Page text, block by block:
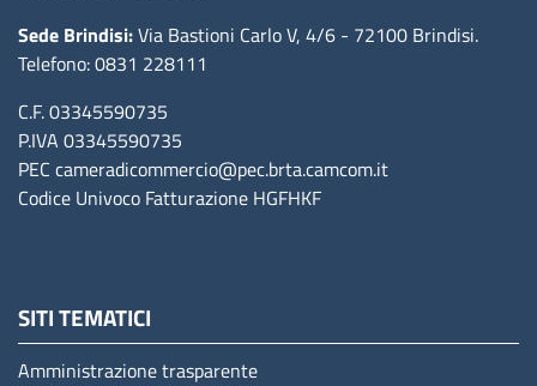
Sede Brindisi:Via Bastioni Carlo V, 4/6 - 72100 Brindisi.
Telefono: 0831 228111
C.F. 03345590735
P.IVA 03345590735
PEC cameradicommercio@pec.brta.camcom.it
Codice Univoco Fatturazione HGFHKF
SITI TEMATICI
Amministrazione trasparente